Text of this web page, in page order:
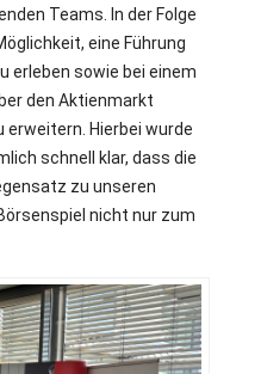
Teams. In der Folge
eine Führung
erleben sowie bei einem
den Aktienmarkt
erweitern. Hierbei wurde
schnell klar, dass die
zu unseren
nicht nur zum